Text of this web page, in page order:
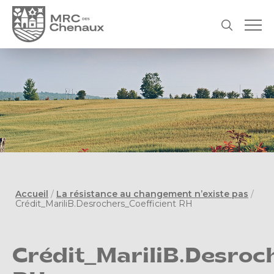
Accueil / La résistance au changement n’existe pas /
Crédit_MariliB.Desrochers_Coefficient RH